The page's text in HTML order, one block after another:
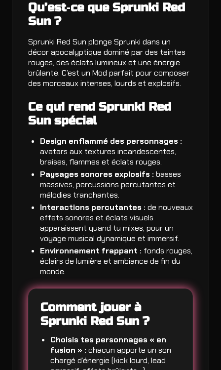
Qu’est‑ce que Sprunki Red
Sun ?
Sprunki Red Sun plonge Sprunki dans un
décor apocalyptique dominé par des teintes
rouges, des éclats lumineux et une énergie
brûlante. C’est un Mod parfait pour composer
des morceaux intenses, lourds et explosifs.
Ce qui rend Sprunki Red
Sun spécial
Design enflammé des personnages :
avatars aux textures incandescentes,
braises, flammes et éclats rouges.
Paysages sonores explosifs : basses
massives, percussions percutantes et
mélodies tranchantes.
Interactions percutantes : de nouveaux
effets sonores et éclats visuels
apparaissent quand tu mixes, pour un
voyage musical dynamique et immersif.
Environnement frappant : fonds rouges,
éclairs de lumière et ambiance de fin du
monde.
Comment jouer à
Sprunki Red Sun ?
Choisis tes personnages « en
fusion » : chacun apporte un son
chargé d’énergie (kick lourd, lead